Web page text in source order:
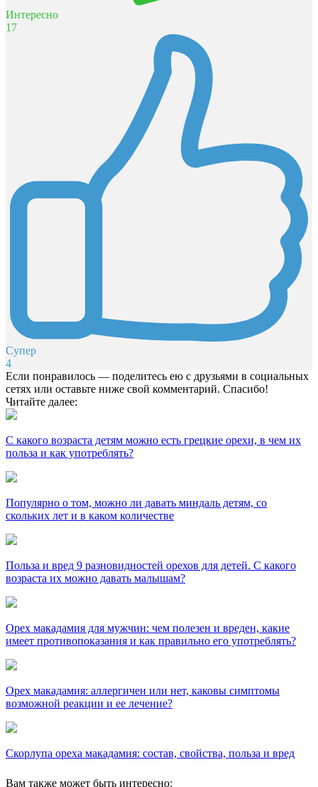
Интересно
17
Супер
4
Если понравилось — поделитесь ею с друзьями в социальных
сетях или оставьте ниже свой комментарий. Спасибо!
Читайте далее:
С какого возраста детям можно есть грецкие орехи, в чем их
польза и как употреблять?
Популярно о том, можно ли давать миндаль детям, со
скольких лет и в каком количестве
Польза и вред 9 разновидностей орехов для детей. С какого
возраста их можно давать малышам?
Орех макадамия для мужчин: чем полезен и вреден, какие
имеет противопоказания и как правильно его употреблять?
Орех макадамия: аллергичен или нет, каковы симптомы
возможной реакции и ее лечение?
Скорлупа ореха макадамия: состав, свойства, польза и вред
Вам также может быть интересно: